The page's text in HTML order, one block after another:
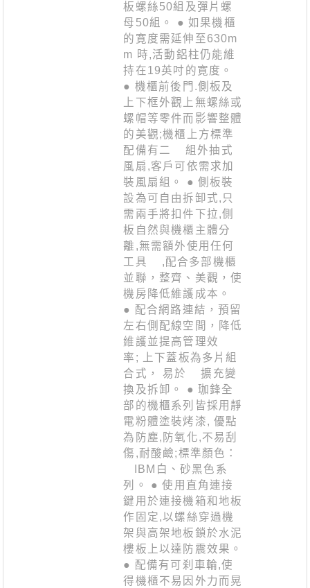
板螺絲50組及彈片螺
母50組。 ● 如果機櫃
的寛度需延伸至630m
m 時,活動鋁柱仍能維
持在19英吋的寛度。
● 機櫃前後門.側板及
上下框外觀上無螺絲或
螺帽等零件而影響整體
的美觀;機櫃上方標準
配備有二 組外抽式
風扇,客戶可依需求加
裝風扇組。 ● 側板裝
設為可自由拆卸式,只
需兩手將扣件下拉,側
板自然與機櫃主體分
離,無需額外使用任何
工具 ,配合多部機櫃
並聯，整齊、美觀，使
機房降低維護成本。
● 配合網路連結，預留
左右側配線空間，降低
維護並提高管理效
率; 上下蓋板為多片組
合式， 易於 擴充變
換及拆卸。 ● 珈鋒全
部的機櫃系列皆採用靜
電粉體塗裝烤漆, 優點
為防塵,防氧化,不易刮
傷,耐酸鹼;標準顏色：
IBM白、砂黑色系
列。 ● 使用直角連接
鍵用於連接機箱和地板
作固定,以螺絲穿過機
架與高架地板鎖於水泥
樓板上以達防震效果。
● 配備有可刹車輪,使
得機櫃不易因外力而晃